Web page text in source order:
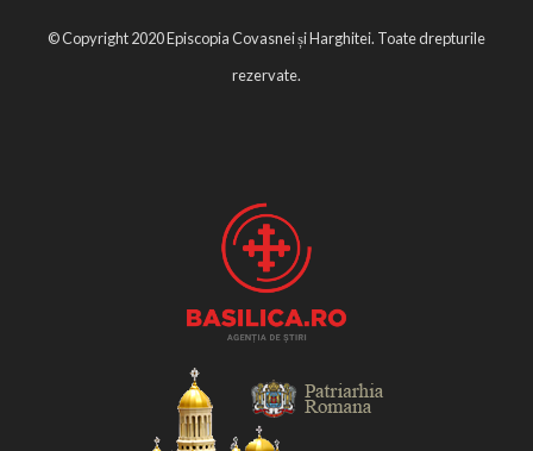
© Copyright 2020 Episcopia Covasnei și Harghitei. Toate drepturile
rezervate.